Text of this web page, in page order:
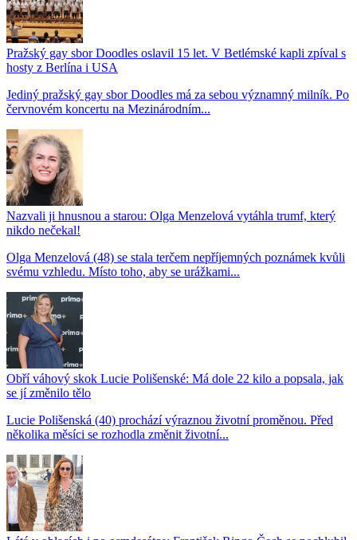
Pražský gay sbor Doodles oslavil 15 let. V Betlémské kapli zpíval s
hosty z Berlína i USA
Jediný pražský gay sbor Doodles má za sebou významný milník. Po
červnovém koncertu na Mezinárodním...
Nazvali ji hnusnou a starou: Olga Menzelová vytáhla trumf, který
nikdo nečekal!
Olga Menzelová (48) se stala terčem nepříjemných poznámek kvůli
svému vzhledu. Místo toho, aby se urážkami...
Obří váhový skok Lucie Polišenské: Má dole 22 kilo a popsala, jak
se jí změnilo tělo
Lucie Polišenská (40) prochází výraznou životní proměnou. Před
několika měsíci se rozhodla změnit životní...